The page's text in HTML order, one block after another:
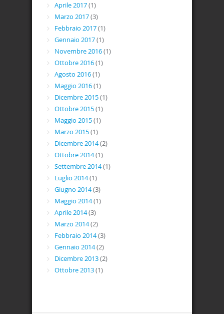
Aprile 2017(1)
Marzo 2017(3)
Febbraio 2017(1)
Gennaio 2017(1)
Novembre 2016(1)
Ottobre 2016(1)
Agosto 2016(1)
Maggio 2016(1)
Dicembre 2015(1)
Ottobre 2015(1)
Maggio 2015(1)
Marzo 2015(1)
Dicembre 2014(2)
Ottobre 2014(1)
Settembre 2014(1)
Luglio 2014(1)
Giugno 2014(3)
Maggio 2014(1)
Aprile 2014(3)
Marzo 2014(2)
Febbraio 2014(3)
Gennaio 2014(2)
Dicembre 2013(2)
Ottobre 2013(1)